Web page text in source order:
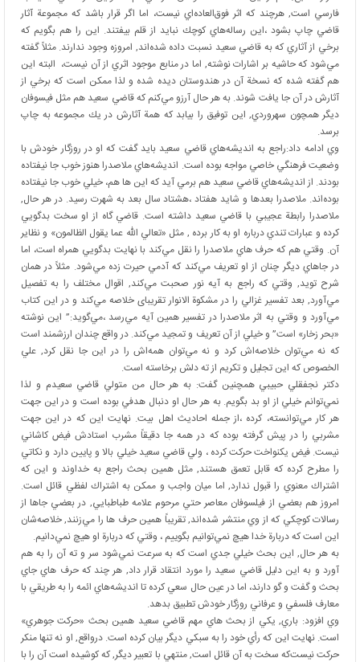
فارسي است, هرچند كه اثر فوق‌العاده‌اي نيست، اما اگر قرار باشد كه مجموعة آثار
قاضي چاپ بشود ،اين رساله‌هاي كوچك نبايد از قلم بيفتند. اين را هم بگويم كه
برخي از آثاري كه به قاضي سعيد نسبت داده شده‌اند, امروزه وجود ندارند. مثلاً گفته
مي‌شود كه حاشيه بر اشارات نوشته, اما در منابع موجود اثري از آن نيست، البته اين
هم گفته شده كه نسخة آن در هندوستان ديده شده و لذا ممكن است كه برخي از
آثارش در آن جا يافت شوند. به هر حال آرزو مي‌كنم كه قاضي سعيد هم مثل فيسوفان
ديگر همچون سهروردي, اين توفيق را بيابد كه همة آثارش در يك مجموعه به چاپ
برسد.
وي ادامه داد:راجع به انديشه‌هاي قاضي سعيد بايد گفت كه او در روزگار خودش با
وضعيت فرهنگي خاصي مواجه بوده است. انديشه‌هاي ملاصدرا هنوز خوب جا نيفتاده
بودند. از انديشه‌هاي قاضي سعيد هم برمي آيد كه اين ها هم، خيلي خوب جا نيفتاده
بوده‌اند. ملاصدرا بعدها و شايد هفتاد ،هشتاد سال بعد به شهرت رسيد. در هر حال,‌
ملاصدرا رابطة عجيبي با قاضي سعيد داشته است. قاضي گاه از او سخت بدگويي
كرده و عبارات تندي درباره او به كار برده , مثل «تعالي الله عما يقول الظالمون» و نظاير
آن. وقتي هم كه حرف هاي ملاصدرا را نقل مي‌كند با نهايت بدگويي همراه است، اما
در جاهاي ديگر چنان از او تعريف مي‌كند كه آدمي حيرت زده مي‌شود. مثلاً در همان
شرح تويد, وقتي كه راجع به آيه نور صحبت مي‌كند, اقوال مختلف را به تفصيل
مي‌آورد, بعد تفسير غزالي را در مشكوة الانوار تقريباى خلاصه مي‌كند و در اين كتاب
مي‌آورد و وقتي به اثر ملاصدرا در تفسير همين آيه مي‌رسد ،مي‌گويد:” اين نوشته
«بحر زخار» است” و خيلي از آن تعريف و تمجيد مي‌كند. در واقع چندان ارزشمند است
كه نه مي‌توان خلاصه‌اش كرد و نه مي‌توان همه‌اش را در اين جا نقل كرد, علي
الخصوص كه اين تجليل و تكريم از ته دلش برخاسته است.
دكتر نجفقلي حبيبي همچنين گفت: به هر حال من متولي قاضي سعيدم و لذا
نمي‌توانم خيلي از او بد بگويم. به هر حال او دنبال هدفي بوده است و در اين جهت
هر كار مي‌توانسته، كرده ،از جمله احاديث اهل بيت. نهايت اين كه در اين جهت
مشربي را در پيش گرفته بوده كه در همه جا دقيقاً مشرب استادش فيض كاشاني
نيست. فيض يكنواخت حركت كرده ، ولي قاضي سعيد خيلي بالا و پايين دارد و نكاتي
را مطرح كرده كه قابل تعمق هستند, مثل همين بحث راجع به خداوند و اين كه
اشتراك معنوي را قبول ندارد, اما ميان واجب و ممكن به اشتراك لفظي قائل است.
امروز هم بعضي از فيلسوفان معاصر حتي مرحوم علامه طباطبايي, در بعضي جاها از
رسالات كوچكي كه از وي منتشر شده‌اند, تقريباً همين حرف ها را مي‌زنند, خلاصه‌شان
اين است كه دربارة خدا هيچ نمي‌توانيم بگوييم ، وقتي كه دربارة او هيچ نمي‌دانيم.
به هر حال, اين بحث خيلي جدي است كه به سرعت نمي‌شود سر و ته آن را به هم
آورد و به اين دليل قاضي سعيد را مورد انتقاد قرار داد, هر چند كه حرف هاي جاي
بحث و گفت و گو دارند، اما در عين حال سعي كرده تا انديشه‌هاي ائمه را به طريقي با
معارف فلسفي و عرفاني روزگار خودش تطبيق بدهد.
وي افزود: باري, يكي از بحث هاي مهم قاضي سعيد همين بحث «حركت جوهري»
است. نهايت اين كه رأي خود را به سبكي ديگر بيان كرده است. درواقع, او نه تنها منكر
حركت نيست‌كه سخت به آن قائل است, منتهي با تعبير ديگر, كه كوشيده است آن را با